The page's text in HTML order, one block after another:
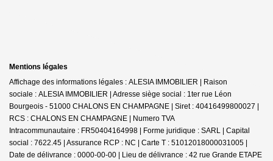
Mentions légales
Affichage des informations légales : ALESIA IMMOBILIER | Raison
sociale : ALESIA IMMOBILIER | Adresse siège social : 1ter rue Léon
Bourgeois - 51000 CHALONS EN CHAMPAGNE | Siret : 40416499800027 |
RCS : CHALONS EN CHAMPAGNE | Numero TVA
Intracommunautaire : FR50404164998 | Forme juridique : SARL | Capital
social : 7622.45 | Assurance RCP : NC | Carte T : 51012018000031005 |
Date de délivrance : 0000-00-00 | Lieu de délivrance : 42 rue Grande ETAPE